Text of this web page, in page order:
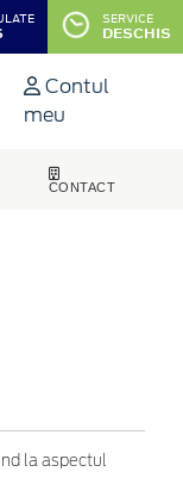
SERVICE
DESCHIS
Contul
meu
CONTACT
la aspectul